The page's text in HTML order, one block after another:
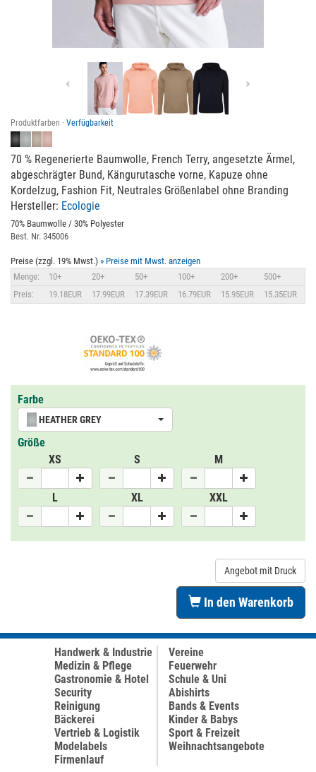
Previous
Produktfarben · Verfügbarkeit
70 % Regenerierte Baumwolle, French Terry, angesetzte Ärmel,
abgeschrägter Bund, Kängurutasche vorne, Kapuze ohne
Kordelzug, Fashion Fit, Neutrales Größenlabel ohne Branding
Hersteller: Ecologie
70% Baumwolle / 30% Polyester
Best. Nr. 345006
Preise (zzgl. 19% Mwst.) » Preise mit Mwst. anzeigen
Menge:
10+ 20+ 50+ 100+ 200+
500+
Preis:
19.18EUR 17.99EUR 17.39EUR 16.79EUR 15.95EUR 15.35EUR
Farbe
HEATHER GREY
Größe
XS
S M
L XL XXL
Angebot mit Druck
In den Warenkorb
Handwerk & Industrie
Medizin & Pflege
Gastronomie & Hotel
Security
Reinigung
Bäckerei
Vertrieb & Logistik
Modelabels
Firmenlauf
Vereine
Feuerwehr
Schule & Uni
Abishirts
Bands & Events
Kinder & Babys
Sport & Freizeit
Weihnachtsangebote